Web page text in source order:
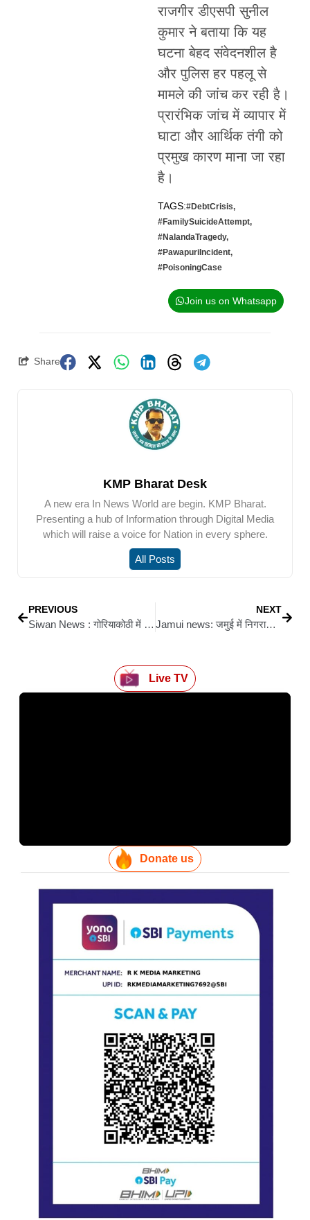
राजगीर डीएसपी सुनील
कुमार ने बताया कि यह
घटना बेहद संवेदनशील है
और पुलिस हर पहलू से
मामले की जांच कर रही है।
प्रारंभिक जांच में व्यापार में
घाटा और आर्थिक तंगी को
प्रमुख कारण माना जा रहा
है।
TAGS:#DebtCrisis,
#FamilySuicideAttempt,
#NalandaTragedy,
#PawapuriIncident,
#PoisoningCase
Join us on Whatsapp
Share
KMP Bharat Desk
A new era In News World are begin. KMP Bharat.
Presenting a hub of Information through Digital Media
which will raise a voice for Nation in every sphere.
All Posts
PREVIOUS
Siwan News : गोरियाकोठी में जगदीशपुर-फखरुद्दीन सड़क तीन वर्षों से बदहाल, जनप्रतिनिधि और प्रशासन मौन
NEXT
Jamui news: जमुई में निगरानी विभाग की बड़ी कार्रवाई, मत्स्य विभाग के दो अफसर ₹1.50 लाख की रिश्वत लेते रंगे हाथ गिरफ्तार
Live TV
Donate us